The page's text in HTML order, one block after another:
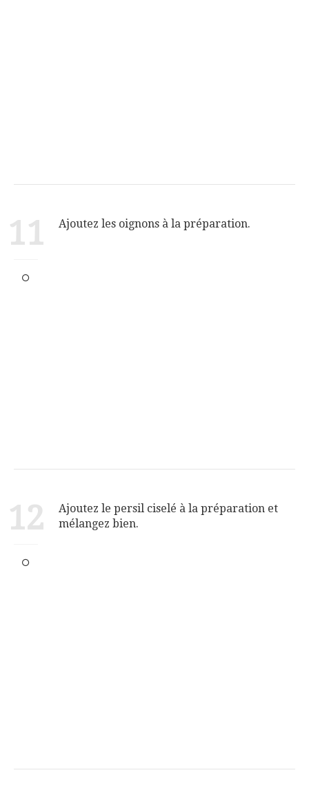
11 Ajoutez les oignons à la préparation.
12
Ajoutez le persil ciselé à la préparation et
mélangez bien.